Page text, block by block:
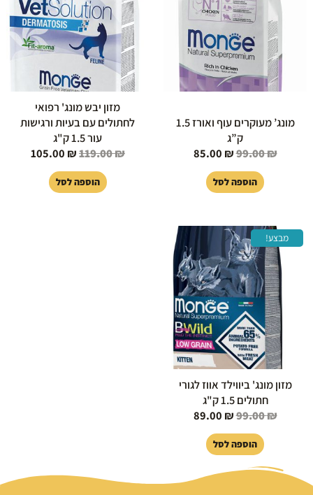
מונג’ מעוקרים עוף ואורז 1.5
ק”ג
99.00₪
85.00 ₪
הוספה לסל
מזון יבש מונג' רפואי
לחתולים עם בעיות ורגישות
עור 1.5 ק"ג
119.00₪
105.00 ₪
הוספה לסל
מבצע!
מזון מונג' ביווילד אווז לגורי
חתולים 1.5 ק"ג
99.00₪
המחיר
המקורי
היה:
99.00 ₪.
89.00 ₪
המחיר
הנוכחי
הוא:
89.00 ₪.
הוספה לסל